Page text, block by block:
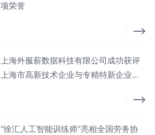
项荣誉
上海外服薪数据科技有限公司成功获评
上海市高新技术企业与专精特新企业权
“徐汇人工智能训练师”亮相全国劳务协